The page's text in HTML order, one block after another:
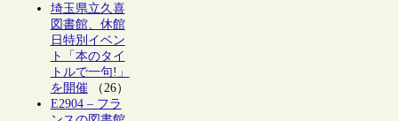
埼玉県立久喜
図書館、休館
日特別イベン
ト「本のタイ
トルで一句!」
を開催（26）
E2904 – フラ